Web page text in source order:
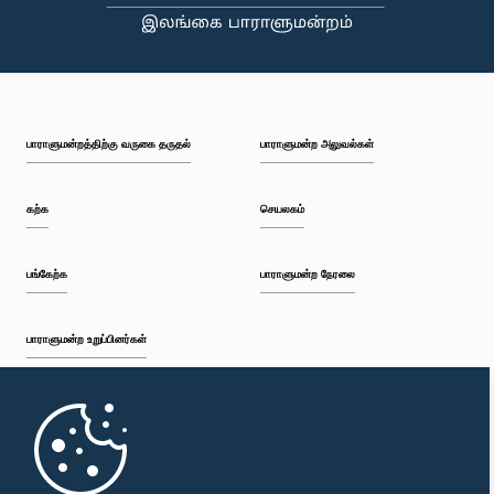
பி.ப. 1:46 - பி.ப. 1:59
பி.ப. 2:11 - பி.ப. 2:19
பி.ப. 2:29 - பி.ப. 2:35
பாராளுமன்றத்திற்கு வருகை தருதல்
கற்க
பங்கேற்க
பாராளுமன்ற உறுப்பினர்கள்
முதற்பக்கம்
பாராளுமன்ற அலுவல்கள்
செயலகம்
பாராளுமன்ற நேரலை